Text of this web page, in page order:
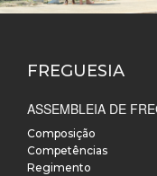
FREGUESIA
ASSEMBLEIA DE
Composição
Competências
Regimento